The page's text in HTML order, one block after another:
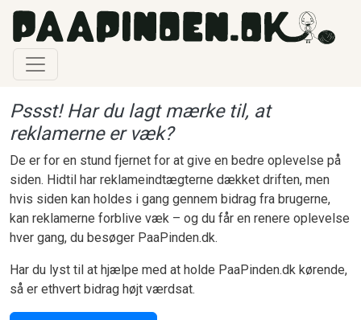
Gå til hovedindhold
Pssst! Har du lagt mærke til, at
reklamerne er væk?
De er for en stund fjernet for at give en bedre oplevelse på
siden. Hidtil har reklameindtægterne dækket driften, men
hvis siden kan holdes i gang gennem bidrag fra brugerne,
kan reklamerne forblive væk – og du får en renere oplevelse
hver gang, du besøger PaaPinden.dk.
Har du lyst til at hjælpe med at holde PaaPinden.dk kørende,
så er ethvert bidrag højt værdsat.